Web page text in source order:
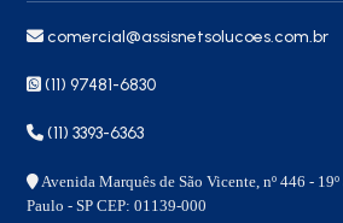
comercial@assisnetsolucoes.com.br
(11) 97481-6830
(11) 3393-6363
Avenida Marquês de São Vicente, nº 446 -
Paulo - SP CEP: 01139-000